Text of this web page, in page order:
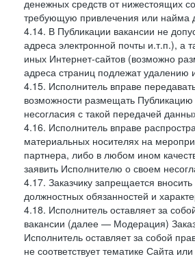
денежных средств от нижестоящих
требующую привлечения или найма
4.14. В Публикации вакансии не
адреса электронной почты и.т.п.), а
иных Интернет-сайтов (возможно
адреса страниц подлежат удалению
4.15. Исполнитель вправе
возможности размещать
несогласия с такой передачей
4.16. Исполнитель вправе
материальных носителях на
партнера, либо в любом ином
заявить Исполнителю о своем
4.17. Заказчику запрещается
должностных обязанностей и
4.18. Исполнитель оставляет за
вакансии (далее — Модерация)
Исполнитель оставляет за собой
не соответствует тематике Сайта